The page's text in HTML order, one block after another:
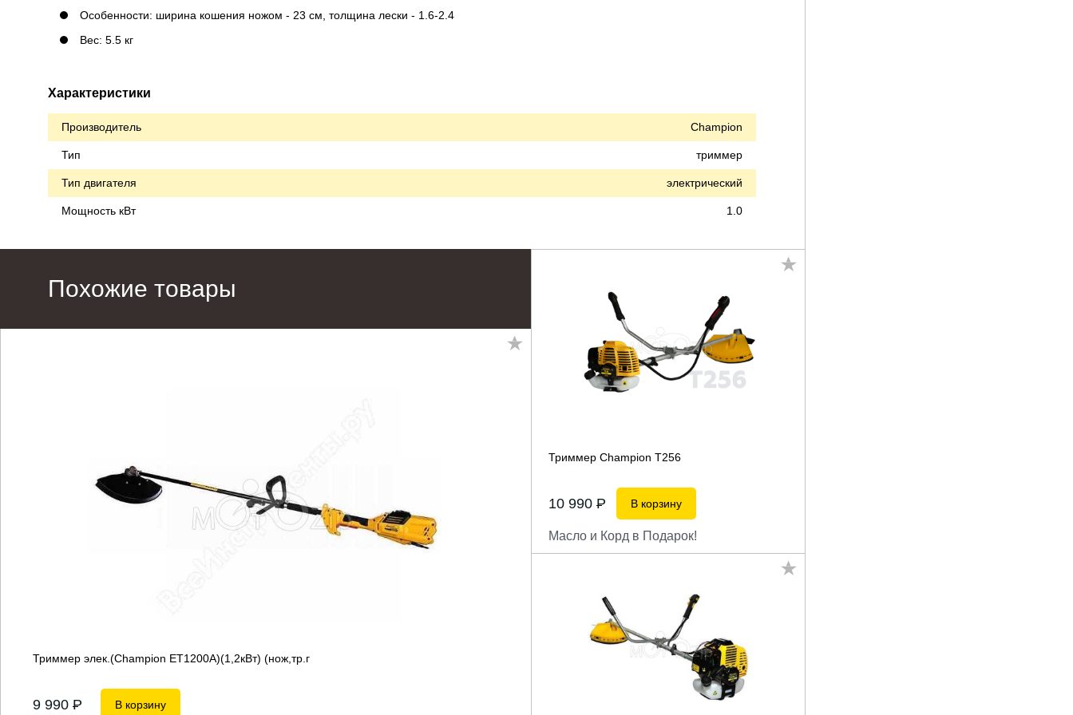
Особенности: ширина кошения ножом - 23 см, толщина лески - 1.6-2.4
Вес: 5.5 кг
Характеристики
Производитель Champion
Тип триммер
Тип двигателя электрический
Мощность кВт 1.0
Похожие товары
Триммер элек.(Champion ET1200A)(1,2кВт) (нож,тр.г
9 990 P В корзину
Триммер Champion T256
10 990 P В корзину
Масло и Корд в Подарок!